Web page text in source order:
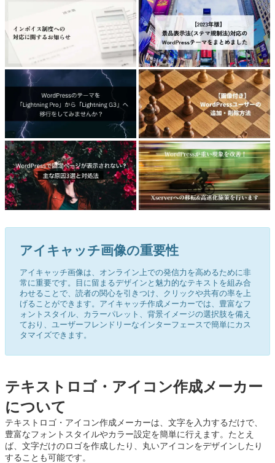
アイキャッチ画像の重要性
アイキャッチ画像は、オンライン上での発信力を高めるために非
常に重要です。目に留まるデザインと魅力的なテキストを組み合
わせることで、読者の関心を引きつけ、クリックや共有の率を上
げることができます。アイキャッチ作成メーカーでは、豊富なフ
ォントスタイル、カラーパレット、背景イメージの選択肢を備え
ており、ユーザーフレンドリーなインターフェースで簡単にカス
タマイズできます。
テキストロゴ・アイコン作成メーカー
について
テキストロゴ・アイコン作成メーカーは、文字を入力するだけで、
豊富なフォントスタイルやカラー設定を簡単に行えます。たとえ
ば、文字だけのロゴを作成したり、丸いアイコンをデザインしたり
することも可能です。